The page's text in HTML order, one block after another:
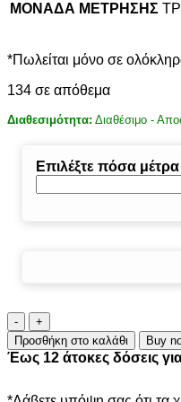
ΜΟΝΑΔΑ ΜΕΤΡΗΣΗΣ
*Πωλείται μόνο σε
134 σε απόθεμα
Διαθεσιμότητα: Διαθέσιμο -
Επιλέξτε πόσα μέτρα
ΠΕΡΒΑΖΙ
BIΝΥΛΙΚΟ
BEIGE
OAK
Προσθήκη στο καλάθι Buy
Έως 12 άτοκες δόσεις